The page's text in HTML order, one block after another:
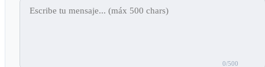
0/500